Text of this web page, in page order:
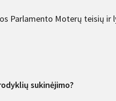
Parlamento Moterų teisių
sukinėjimo?